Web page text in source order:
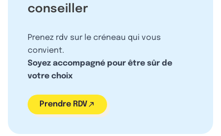
conseiller
Prenez rdv sur le créneau qui vous
convient.
Soyez accompagné pour être sûr de
votre choix
Prendre RDV